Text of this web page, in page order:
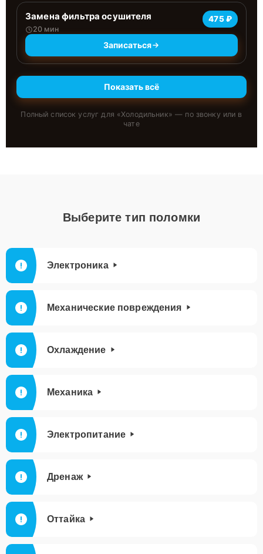
Замена фильтра осушителя
20 мин
475 ₽
Записаться
Показать всё
Полный список услуг для «Холодильник» — по звонку или в
чате
Выберите тип поломки
Электроника
Механические повреждения
Охлаждение
Механика
Электропитание
Дренаж
Оттайка